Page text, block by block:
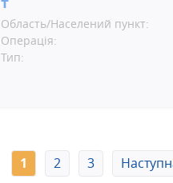
Область/Населений пункт:
Операція:
Тип:
1 2 3